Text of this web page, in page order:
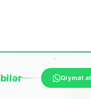
bilər Qiymət al